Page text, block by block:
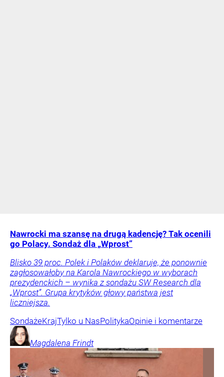
Nawrocki ma szansę na drugą kadencję? Tak ocenili
go Polacy. Sondaż dla „Wprost”
Blisko 39 proc. Polek i Polaków deklaruje, że ponownie
zagłosowałoby na Karola Nawrockiego w wyborach
prezydenckich – wynika z sondażu SW Research dla
„Wprost”. Grupa krytyków głowy państwa jest
liczniejsza.
SondażeKrajTylko u NasPolitykaOpinie i komentarze
Magdalena Frindt